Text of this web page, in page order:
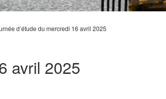
d’étude du mercredi 16 avril 2025
avril 2025